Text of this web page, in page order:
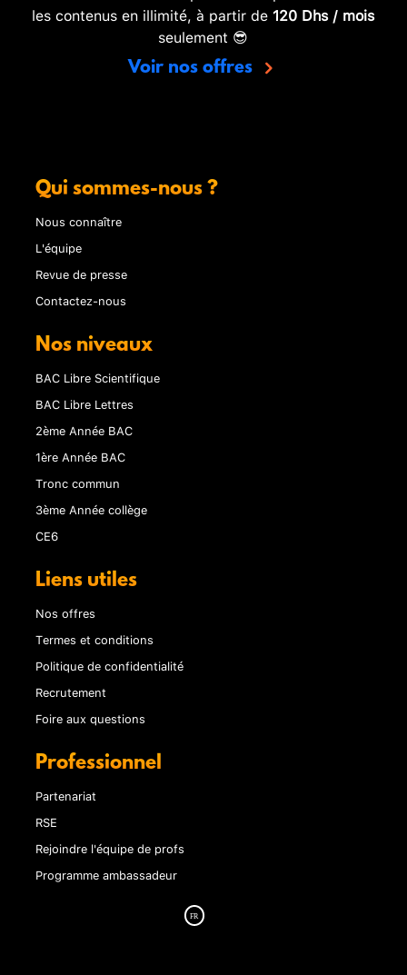
les contenus en illimité, à partir de 120 Dhs / mois
seulement 😎
Voir nos offres
Qui sommes-nous ?
Nous connaître
L'équipe
Revue de presse
Contactez-nous
Nos niveaux
BAC Libre Scientifique
BAC Libre Lettres
2ème Année BAC
1ère Année BAC
Tronc commun
3ème Année collège
CE6
Liens utiles
Nos offres
Termes et conditions
Politique de confidentialité
Recrutement
Foire aux questions
Professionnel
Partenariat
RSE
Rejoindre l'équipe de profs
Programme ambassadeur